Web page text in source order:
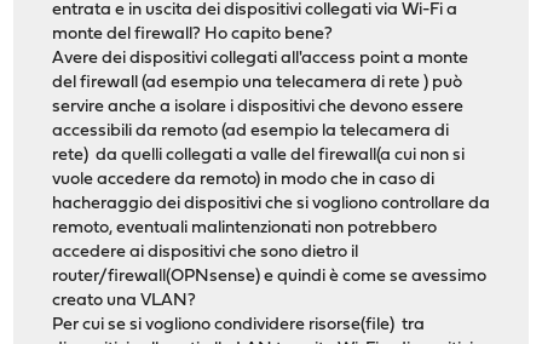
entrata e in uscita dei dispositivi collegati via Wi-Fi a
monte del firewall? Ho capito bene?
Avere dei dispositivi collegati all'access point a monte
del firewall (ad esempio una telecamera di rete ) può
servire anche a isolare i dispositivi che devono essere
accessibili da remoto (ad esempio la telecamera di
rete) da quelli collegati a valle del firewall(a cui non si
vuole accedere da remoto) in modo che in caso di
hacheraggio dei dispositivi che si vogliono controllare da
remoto, eventuali malintenzionati non potrebbero
accedere ai dispositivi che sono dietro il
router/firewall(OPNsense) e quindi è come se avessimo
creato una VLAN?
Per cui se si vogliono condividere risorse(file) tra